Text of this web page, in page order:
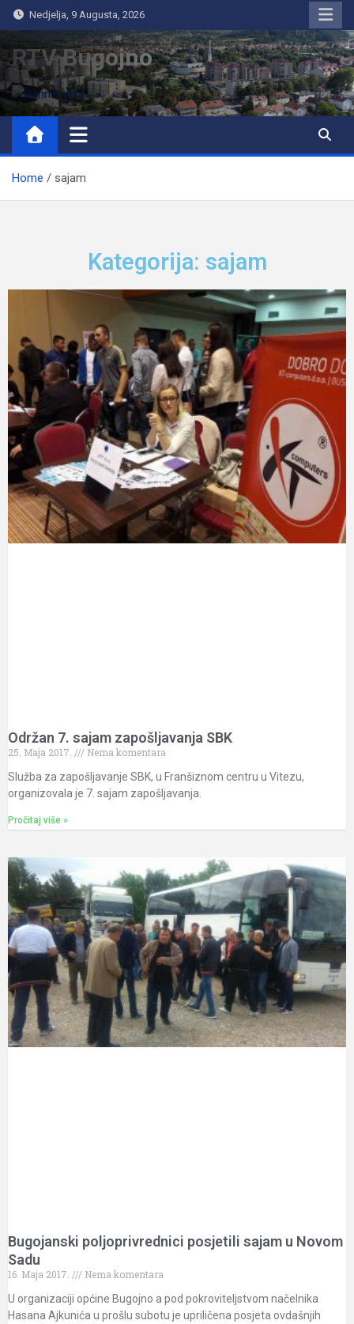
Nedjelja, 9 Augusta, 2026
RTV Bugojno
Home sajam
Kategorija: sajam
Održan 7. sajam zapošljavanja SBK
25. Maja 2017.
Nema komentara
Služba za zapošljavanje SBK, u Franšiznom centru u Vitezu,
organizovala je 7. sajam zapošljavanja.
Pročitaj više »
Bugojanski poljoprivrednici posjetili sajam u Novom
Sadu
16. Maja 2017.
Nema komentara
U organizaciji općine Bugojno a pod pokroviteljstvom načelnika
Hasana Ajkunića u prošlu subotu je upriličena posjeta ovdašnjih